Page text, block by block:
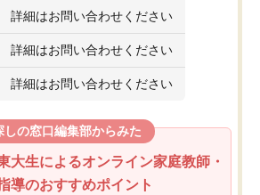
詳細はお問い合わせください
詳細はお問い合わせください
詳細はお問い合わせください
しの窓口編集部からみた
大生によるオンライン家庭教師・
導のおすすめポイント